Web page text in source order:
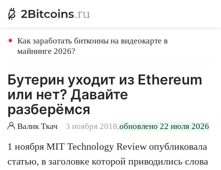
Как заработать биткоины на видеокарте в
майнинге 2026?
Бутерин уходит из Ethereum
или нет? Давайте
разберёмся
Валик Ткач 3 ноября 2018,обновлено 22 июля 2026
1 ноября MIT Technology Review опубликовала
статью, в заголовке которой приводились слова